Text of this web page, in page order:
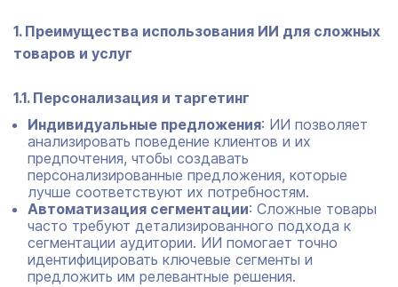
1. Преимущества использования ИИ для сложных
товаров и услуг
1.1. Персонализация и таргетинг
Индивидуальные предложения: ИИ позволяет
анализировать поведение клиентов и их
предпочтения, чтобы создавать
персонализированные предложения, которые
лучше соответствуют их потребностям.
Автоматизация сегментации: Сложные товары
часто требуют детализированного подхода к
сегментации аудитории. ИИ помогает точно
идентифицировать ключевые сегменты и
предложить им релевантные решения.